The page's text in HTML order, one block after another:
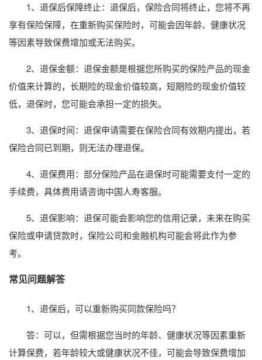
1、退保后保障终止：退保后，保险合同将终止，您将不再
享有保险保障，在重新购买保险时，可能会因年龄、健康状况
等因素导致保费增加或无法购买。
2、退保金额：退保金额是根据您所购买的保险产品的现金
价值来计算的，长期险的现金价值较高，短期险的现金价值较
低，退保时，您可能会承担一定的损失。
3、退保时间：退保申请需要在保险合同有效期内提出，若
保险合同已到期，则无法办理退保。
4、退保费用：部分保险产品在退保时可能需要支付一定的
手续费，具体费用请咨询中国人寿客服。
5、退保影响：退保可能会影响您的信用记录，未来在购买
保险或申请贷款时，保险公司和金融机构可能会将此作为参
考。
常见问题解答
1、退保后，可以重新购买同款保险吗？
答：可以，但需根据您当时的年龄、健康状况等因素重新
计算保费，若年龄较大或健康状况不佳，可能会导致保费增加